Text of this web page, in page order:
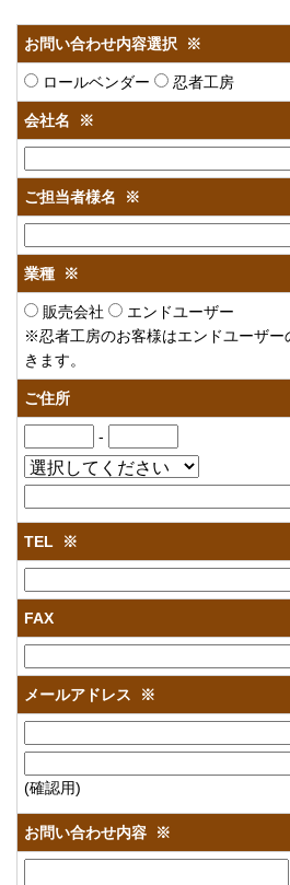
お問い合わせ内容選択 ※
ロールベンダー 忍者工房
会社名 ※
ご担当者様名 ※
業種 ※
販売会社
エンドユーザー
※忍者工房のお客様はエンドユーザー
きます。
ご住所
-
TEL ※
FAX
メールアドレス ※
(確認用)
お問い合わせ内容 ※